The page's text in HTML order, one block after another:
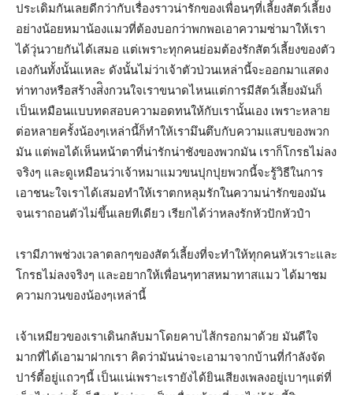
ประเดิมกันเลยดีกว่ากับเรื่องราวน่ารักของเพื่อนๆที่เลี้ยงสัตว์เลี้ยง
อย่างน้อยหมาน้องแมวที่ต้องบอกว่าพกพอเอาความซ่ามาให้เรา
ได้วุ่นวายกันได้เสมอ แต่เพราะทุกคนย่อมต้องรักสัตว์เลี้ยงของตัว
เองกันทั้งนั้นแหละ ดังนั้นไม่ว่าเจ้าตัวป่วนเหล่านี้จะออกมาแสดง
ท่าทางหรือสร้างส่ิงกวนใจเราขนาดไหนแต่การมีสัตว์เลี้ยงมันก็
เป็นเหมือนแบบทดสอบความอดทนให้กับเรานั้นเอง เพราะหลาย
ต่อหลายครั้งน้องๆเหล่านี้ก็ทำให้เรามึนตึบกับความแสบของพวก
มัน แต่พอได้เห็นหน้าตาที่น่ารักน่าชังของพวกมัน เราก็โกรธไม่ลง
จริงๆ และดูเหมือนว่าเจ้าหมาแมวขนปุกปุยพวกนี้จะรู้วิธีในการ
เอาชนะใจเราได้เสมอทำให้เราตกหลุมรักในความน่ารักของมัน
จนเราถอนตัวไม่ขึ้นเลยทีเดียว เรียกได้ว่าหลงรักหัวปักหัวปำ
เรามีภาพช่วงเวลาตลกๆของสัตว์เลี้ยงที่จะทำให้ทุกคนหัวเราะและ
โกรธไม่ลงจริงๆ และอยากให้เพื่อนๆทาสหมาทาสแมว ได้มาชม
ความกวนของน้องๆเหล่านี้
เจ้าเหมียวของเราเดินกลับมาโดยคาบไส้กรอกมาด้วย มันดีใจ
มากที่ได้เอามาฝากเรา คิดว่ามันน่าจะเอามาจากบ้านที่กำลังจัด
ปาร์ตี้อยู่แถวๆนี้ เป็นแน่เพราะเรายังได้ยินเสียงเพลงอยู่เบาๆแต่ที่